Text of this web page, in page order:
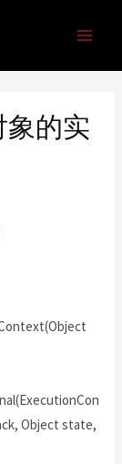
的实
Object state,